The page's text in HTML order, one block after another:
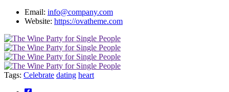
Email: info@company.com
Website: https://ovatheme.com
Tags: Celebrate dating heart